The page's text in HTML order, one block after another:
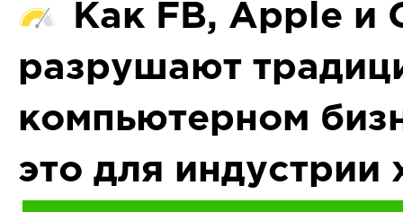
Как FB, Apple и
разрушают
компьютерном
это для